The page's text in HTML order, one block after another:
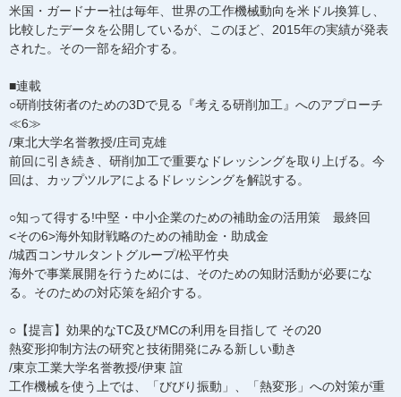
米国・ガードナー社は毎年、世界の工作機械動向を米ドル換算し、
比較したデータを公開しているが、このほど、2015年の実績が発表
された。その一部を紹介する。
■連載
○研削技術者のための3Dで見る『考える研削加工』へのアプローチ
≪6≫
/東北大学名誉教授/庄司克雄
前回に引き続き、研削加工で重要なドレッシングを取り上げる。今
回は、カップツルアによるドレッシングを解説する。
○知って得する!中堅・中小企業のための補助金の活用策 最終回
<その6>海外知財戦略のための補助金・助成金
/城西コンサルタントグループ/松平竹央
海外で事業展開を行うためには、そのための知財活動が必要にな
る。そのための対応策を紹介する。
○【提言】効果的なTC及びMCの利用を目指して その20
熱変形抑制方法の研究と技術開発にみる新しい動き
/東京工業大学名誉教授/伊東 誼
工作機械を使う上では、「びびり振動」、「熱変形」への対策が重